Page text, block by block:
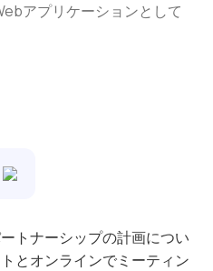
アプリケーションとして
トナーシップの計画につい
とオンラインでミーティン